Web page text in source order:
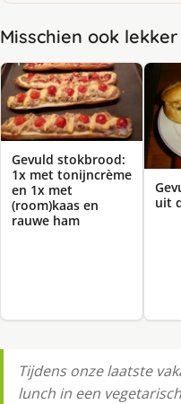
Misschien ook lekker
Gevuld stokbrood:
1x met tonijncrème
en 1x met
(room)kaas en
rauwe ham
uit
Tijdens onze laatste
lunch in een